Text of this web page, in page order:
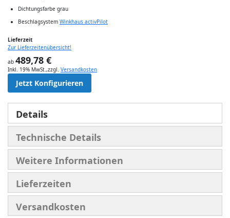
Dichtungsfarbe grau
Beschlagsystem Winkhaus activPilot
Lieferzeit
Zur Lieferzeitenübersicht!
ab 489,78 €
Inkl. 19% MwSt.,zzgl. Versandkosten
Jetzt Konfigurieren
Details
Technische Details
Weitere Informationen
Lieferzeiten
Versandkosten